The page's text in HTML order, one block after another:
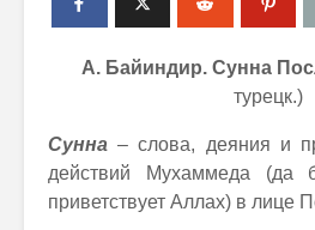
А. Байиндир. Сунна
турецк.)
Сунна – слова, деяния и
действий Мухаммеда (да
приветствует Аллах) в лице